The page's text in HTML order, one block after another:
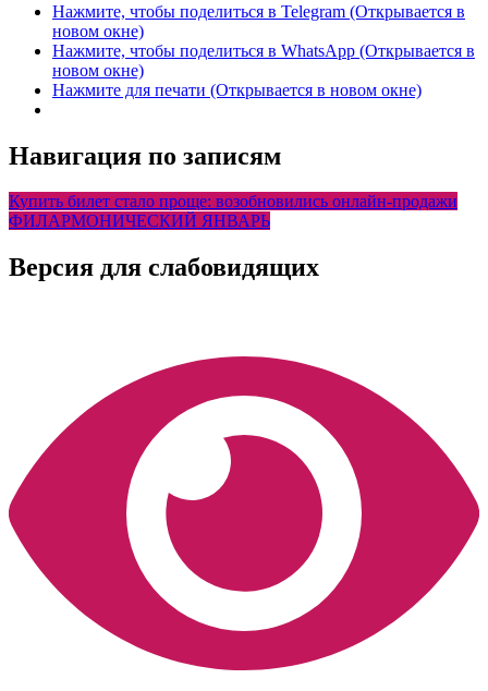
Нажмите, чтобы поделиться в Telegram (Открывается в
новом окне)
Нажмите, чтобы поделиться в WhatsApp (Открывается в
новом окне)
Нажмите для печати (Открывается в новом окне)
Навигация по записям
Купить билет стало проще: возобновились онлайн-продажи
ФИЛАРМОНИЧЕСКИЙ ЯНВАРЬ
Версия для слабовидящих